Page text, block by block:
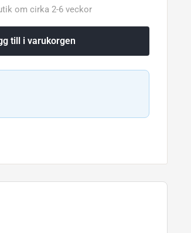
om cirka 2-6 veckor
till i varukorgen